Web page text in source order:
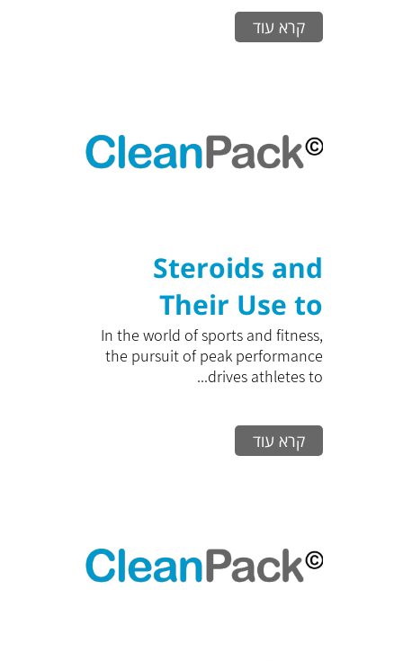
קרא עוד
Steroids and
Their Use to
Maximize
Training
Comprehensive
Increasing
In the world of sports and fitness,
the pursuit of peak performance
drives athletes to...
קרא עוד